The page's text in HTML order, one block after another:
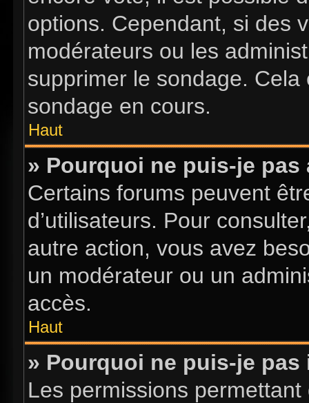
options. Cependant, si des
modérateurs ou les
supprimer le sondage. Cela
sondage en cours.
Haut
» Pourquoi ne puis-je
Certains forums peuvent
d’utilisateurs. Pour
autre action, vous avez
un modérateur ou un
accès.
Haut
» Pourquoi ne puis-je
Les permissions